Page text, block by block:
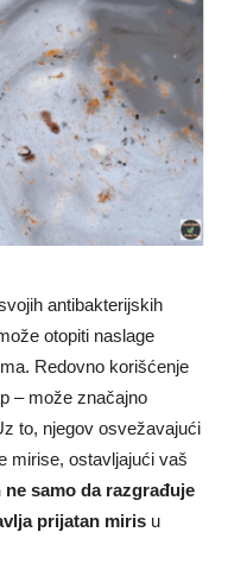
antibakterijskih
otopiti naslage
Redovno korišćenje
– može značajno
to, njegov osvežavajući
mirise, ostavljajući vaš
ne samo da razgrađuje
prijatan miris u